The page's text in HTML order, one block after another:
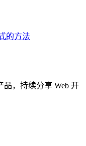
的方法
品，持续分享 Web 开